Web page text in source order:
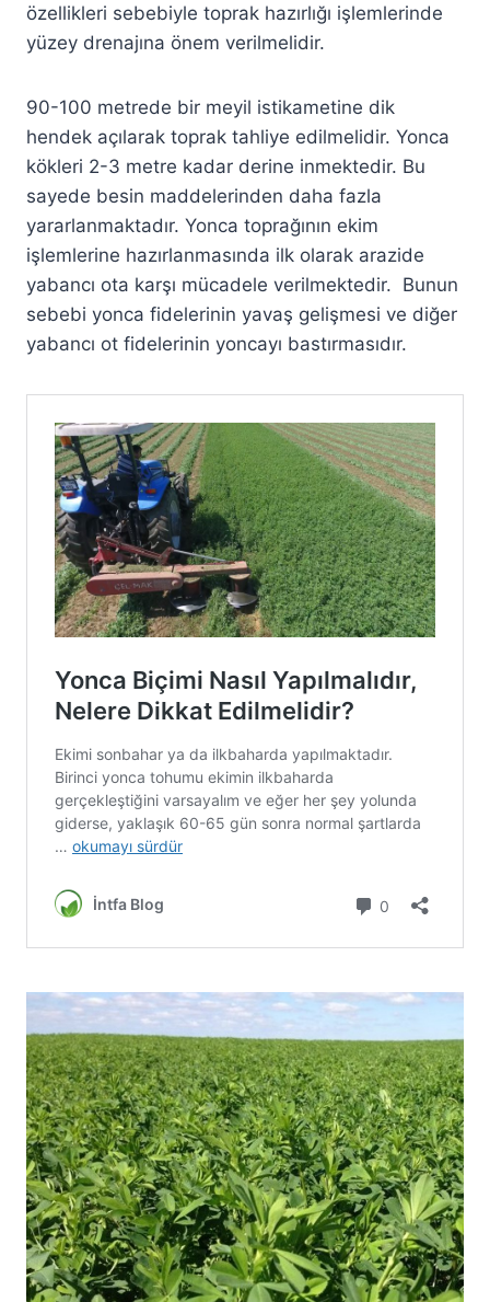
özellikleri sebebiyle toprak hazırlığı işlemlerinde
yüzey drenajına önem verilmelidir.
90-100 metrede bir meyil istikametine dik
hendek açılarak toprak tahliye edilmelidir. Yonca
kökleri 2-3 metre kadar derine inmektedir. Bu
sayede besin maddelerinden daha fazla
yararlanmaktadır. Yonca toprağının ekim
işlemlerine hazırlanmasında ilk olarak arazide
yabancı ota karşı mücadele verilmektedir. Bunun
sebebi yonca fidelerinin yavaş gelişmesi ve diğer
yabancı ot fidelerinin yoncayı bastırmasıdır.